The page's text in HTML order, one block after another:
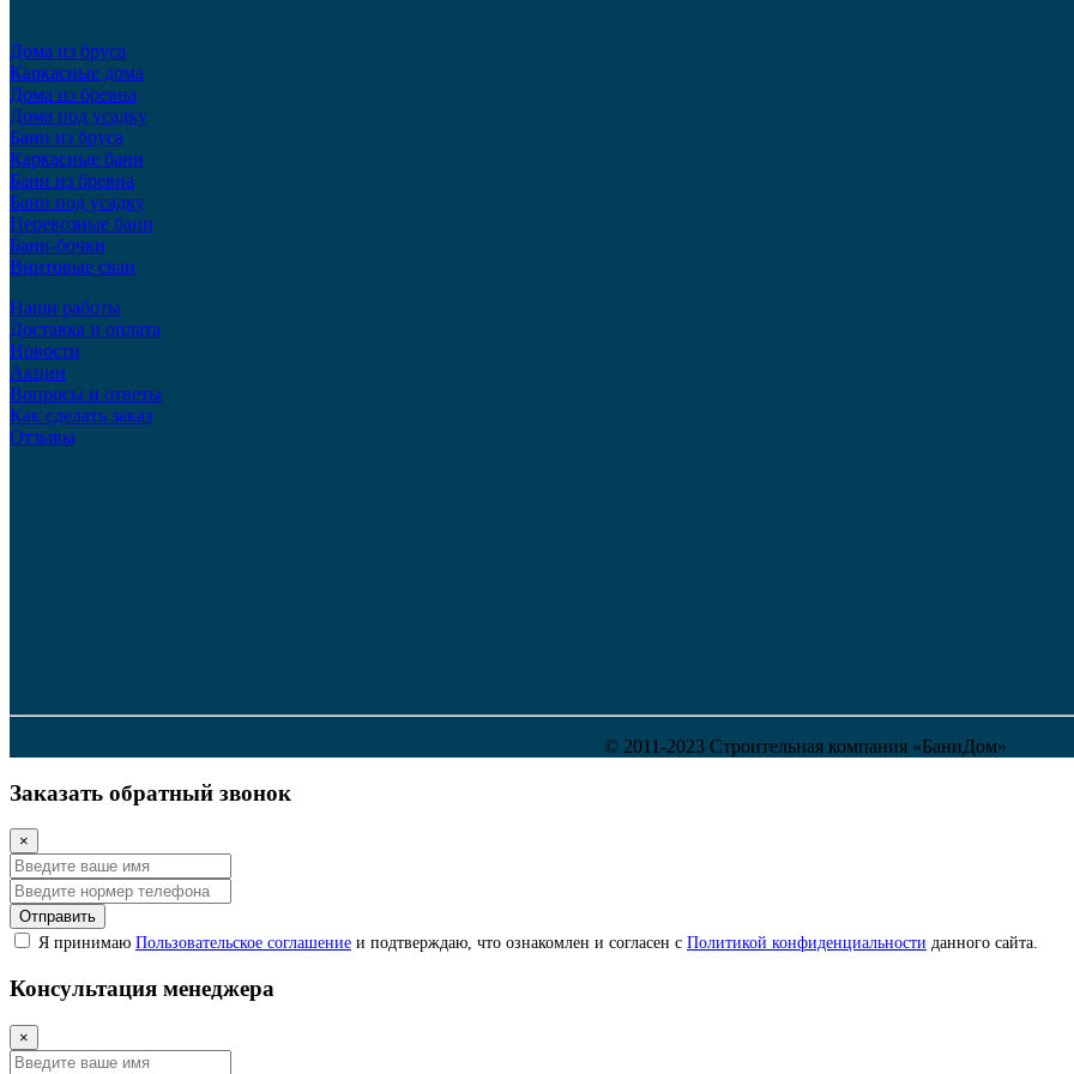
Дома из бруса
Каркасные дома
Дома из бревна
Дома под усадку
Бани из бруса
Каркасные бани
Бани из бревна
Бани под усадку
Перевозные бани
Бани-бочки
Винтовые сваи
Наши работы
Доставка и оплата
Новости
Акции
Вопросы и ответы
Как сделать заказ
Отзывы
© 2011-2023 Строительная компания «БаниДом»
Заказать обратный звонок
×
Отправить
Я принимаю Пользовательское соглашение и подтверждаю, что ознакомлен и согласен с Политикой конфиденциальности данного сайта.
Консультация менеджера
×